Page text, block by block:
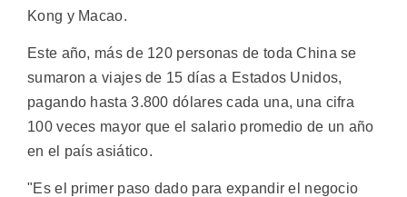
Kong y Macao.
Este año, más de 120 personas de toda China se
sumaron a viajes de 15 días a Estados Unidos,
pagando hasta 3.800 dólares cada una, una cifra
100 veces mayor que el salario promedio de un año
en el país asiático.
"Es el primer paso dado para expandir el negocio